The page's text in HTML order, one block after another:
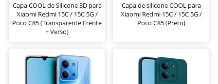
Capa COOL de Silicone 3D para
Xiaomi Redmi 15C / 15C 5G /
Poco C85 (Transparente Frente
+ Verso)
Capa de silicone COOL para
Xiaomi Redmi 15C / 15C 5G /
Poco C85 (Preto)